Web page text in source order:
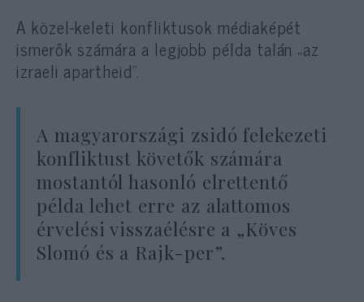
A közel-keleti konfliktusok médiaképét
ismerők számára a legjobb példa talán „az
izraeli apartheid”.
A magyarországi zsidó felekezeti
konfliktust követők számára
mostantól hasonló elrettentő
példa lehet erre az alattomos
érvelési visszaélésre a „Köves
Slomó és a Rajk-per”.